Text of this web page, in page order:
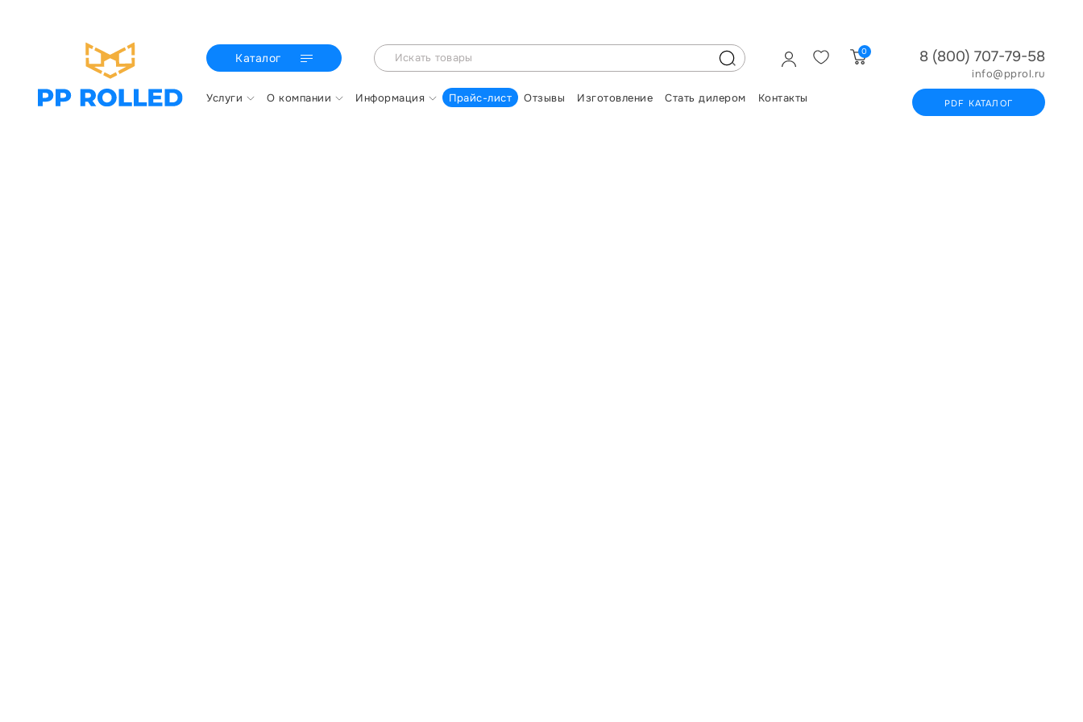
Каталог 0
Услуги О компании Информация Прайс-лист Отзывы Изготовление Стать дилером Контакты
8 (800) 707-79-58
info@pprol.ru
PDF КАТАЛОГ